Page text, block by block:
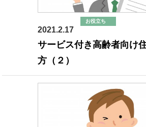
2021.2.17
お役立ち
サービス付き高齢者向け
方（２）